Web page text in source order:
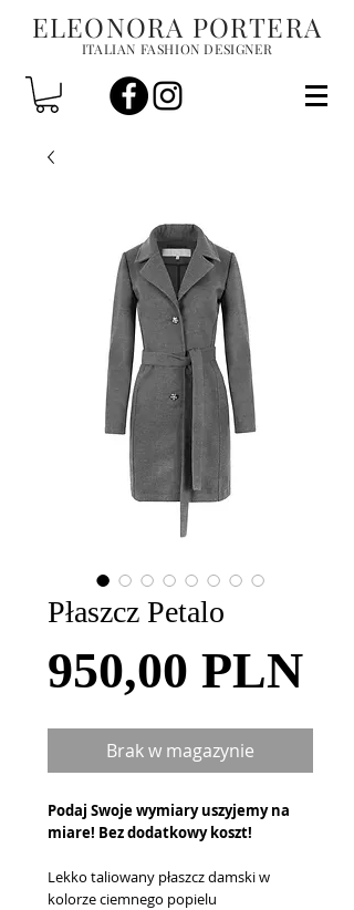
ELEONORA PORTERA
ITALIAN FASHION DESIGNER
Płaszcz Petalo
950,00 PLN
Brak w magazynie
Podaj Swoje wymiary uszyjemy na
miare! Bez dodatkowy koszt!
Lekko taliowany płaszcz damski w
kolorze ciemnego popielu